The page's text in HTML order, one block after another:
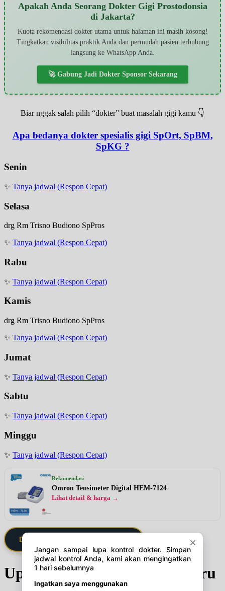
Apakah Anda Seorang Dokter Gigi Prostodonsia
di Jakarta?
Kuota rekomendasi dokter utama untuk halaman ini masih kosong!
Tingkatkan visibilitas praktik Anda dan permudah pasien terhubung
langsung ke WhatsApp Anda.
🚀 Gabung Jadi Dokter Sponsor Sekarang
Biar nggak salah pilih “dokter” buat masalah gigi kamu 👇
Apa bedanya dokter spesialis gigi SpOrt, SpBM,
SpKG ?
Senin
✨ Tanya jadwal (Respon Cepat)
Selasa
drg Rm Trisno Budiono SpPros
✨ Tanya jadwal (Respon Cepat)
Rabu
✨ Tanya jadwal (Respon Cepat)
Kamis
drg Rm Trisno Budiono SpPros
✨ Tanya jadwal (Respon Cepat)
Jumat
✨ Tanya jadwal (Respon Cepat)
Sabtu
✨ Tanya jadwal (Respon Cepat)
Minggu
✨ Tanya jadwal (Respon Cepat)
Rekomendasi
Omron Tensimeter Digital HEM-7124
Lihat detail & harga →
Daftarkan Saya via Member VIP
Update Jadwal Dokter terbaru